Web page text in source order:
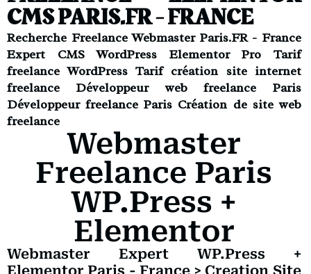
CMS PARIS.FR - FRANCE
Recherche Freelance Webmaster Paris.FR - France
Expert CMS WordPress Elementor Pro Tarif
freelance WordPress Tarif création site internet
freelance Développeur web freelance Paris
Développeur freelance Paris Création de site web
freelance
Webmaster
Freelance Paris
WP.Press +
Elementor
Webmaster Expert WP.Press +
Elementor Paris - France > Creation Site